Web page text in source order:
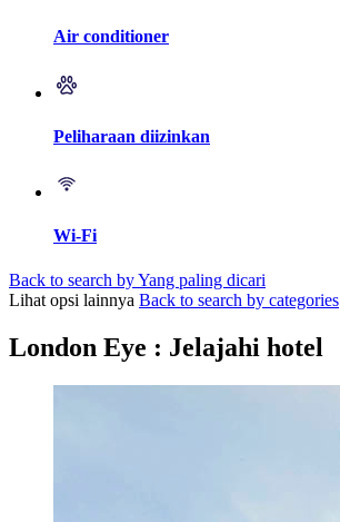
Air conditioner
Peliharaan diizinkan
Wi-Fi
Back to search by Yang paling dicari
Lihat opsi lainnya Back to search by categories
London Eye : Jelajahi hotel